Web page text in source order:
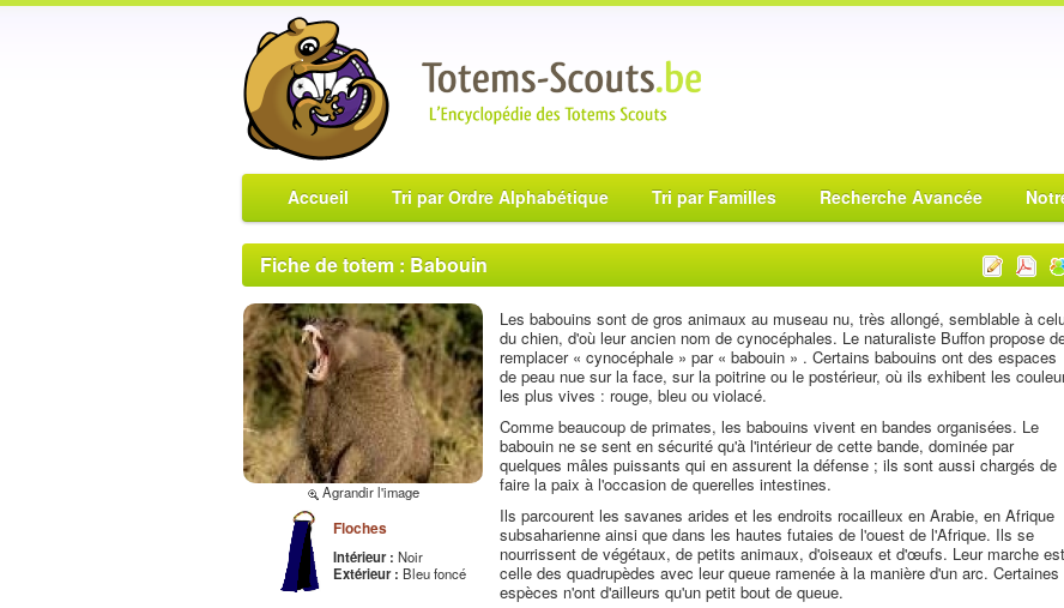
Accueil Tri par Ordre Alphabétique Tri par Familles Recherche Avancée
Fiche de totem : Babouin
Agrandir l'image
Floches
Intérieur : Noir
Extérieur : Bleu foncé
Les babouins sont de gros animaux au museau nu, très allongé, semblable à
du chien, d'où leur ancien nom de cynocéphales. Le naturaliste Buffon propose
remplacer « cynocéphale » par « babouin » . Certains babouins ont des espaces
de peau nue sur la face, sur la poitrine ou le postérieur, où ils exhibent les
les plus vives : rouge, bleu ou violacé.
Comme beaucoup de primates, les babouins vivent en bandes organisées. Le
babouin ne se sent en sécurité qu'à l'intérieur de cette bande, dominée par
quelques mâles puissants qui en assurent la défense ; ils sont aussi chargés de
faire la paix à l'occasion de querelles intestines.
Ils parcourent les savanes arides et les endroits rocailleux en Arabie, en Afrique
subsaharienne ainsi que dans les hautes futaies de l'ouest de l'Afrique. Ils se
nourrissent de végétaux, de petits animaux, d'oiseaux et d'œufs. Leur marche est
celle des quadrupèdes avec leur queue ramenée à la manière d'un arc. Certaines
espèces n'ont d'ailleurs qu'un petit bout de queue.